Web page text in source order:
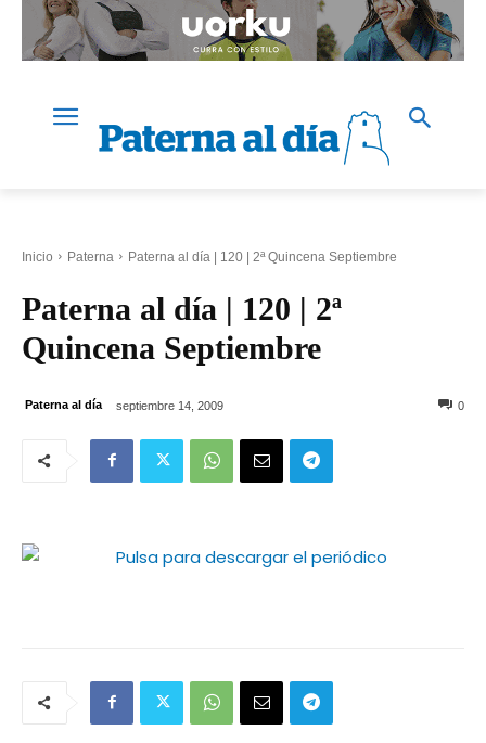
Inicio Paterna Paterna al día | 120 | 2ª Quincena Septiembre
Paterna al día | 120 | 2ª
Quincena Septiembre
Paterna al día septiembre 14, 2009 0